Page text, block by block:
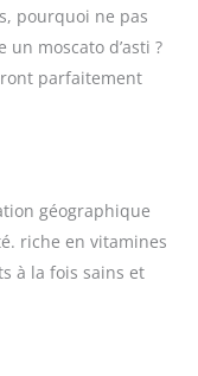
pourquoi ne pas
moscato d’asti ?
parfaitement
géographique
riche en vitamines
à la fois sains et